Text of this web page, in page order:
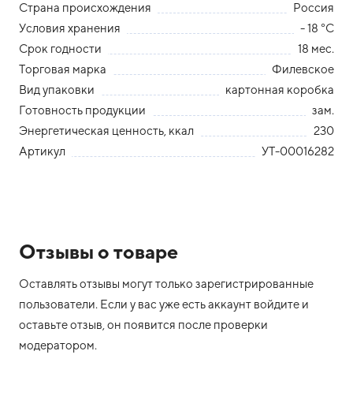
Страна происхождения
Россия
Условия хранения
- 18 °С
Срок годности
18 мес.
Торговая марка
Филевское
Вид упаковки
картонная коробка
Готовность продукции
зам.
Энергетическая ценность, ккал
230
Артикул
УТ-00016282
Отзывы о товаре
Оставлять отзывы могут только зарегистрированные
пользователи. Если у вас уже есть аккаунт войдите и
оставьте отзыв, он появится после проверки
модератором.